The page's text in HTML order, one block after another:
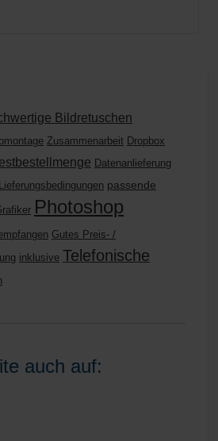
Bildretuschen
Zusammenarbeit Dropbox
Datenanlieferung
Lieferungsbedingungen passende
Photoshop
Gutes Preis- /
inklusive Telefonische
auch auf: